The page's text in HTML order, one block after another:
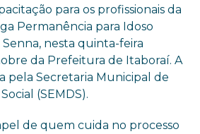
para os profissionais da
Permanência para Idoso
nesta quinta-feira
da Prefeitura de Itaboraí. A
pela Secretaria Municipal de
(SEMDS).
de quem cuida no processo